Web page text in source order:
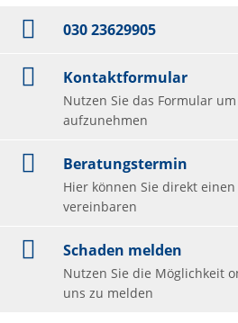
030 23629905
Kontaktformular
Nutzen Sie das Formular
aufzunehmen
Beratungstermin
Hier können Sie direkt
vereinbaren
Schaden melden
Nutzen Sie die Möglichkeit
uns zu melden